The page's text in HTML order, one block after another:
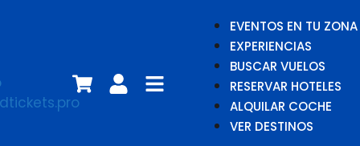
EVENTOS EN TU ZONA
EXPERIENCIAS
BUSCAR VUELOS
RESERVAR HOTELES
ALQUILAR COCHE
VER DESTINOS